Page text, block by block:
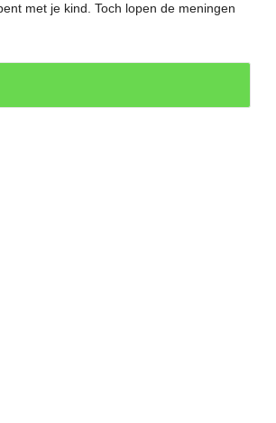
met je kind. Toch lopen de meningen